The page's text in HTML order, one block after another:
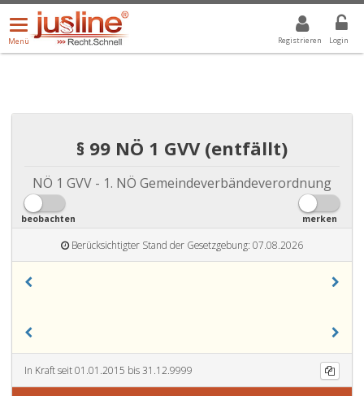
Registrieren Login
Menü
öffnen/schließen
Menü
ALLE DROPDOWN: GEWÄHLTER WERT IST ALLE
§ 99 NÖ 1 GVV (entfällt)
NÖ 1 GVV - 1. NÖ Gemeindeverbändeverordnung
beobachten merken
Berücksichtigter Stand der Gesetzgebung: 07.08.2026
In Kraft seit 01.01.2015 bis 31.12.9999